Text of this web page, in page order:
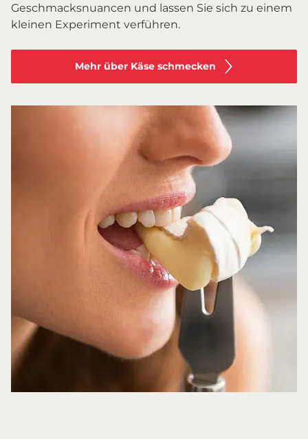
Geschmacksnuancen und lassen Sie sich zu einem
kleinen Experiment verführen.
Mehr über Käse schmecken